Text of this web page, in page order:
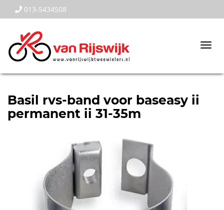
013-5434508
Basil rvs-band voor baseasy ii
permanent ii 31-35m